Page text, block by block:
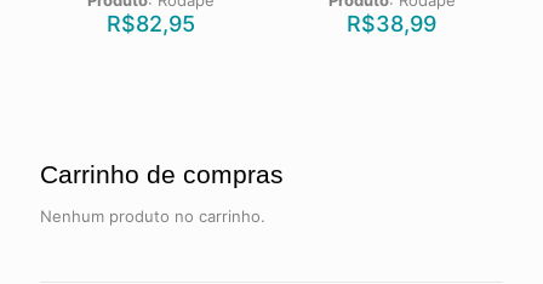
R$82,95 R$38,99
Carrinho de compras
Nenhum produto no carrinho.